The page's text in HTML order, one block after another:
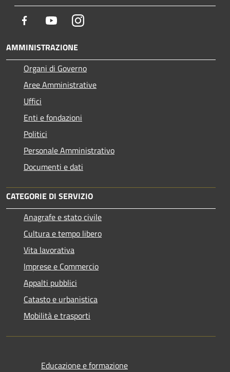
Facebook YoutubeInstagram
AMMINISTRAZIONE
Organi di Governo
Aree Amministrative
Uffici
Enti e fondazioni
Politici
Personale Amministrativo
Documenti e dati
CATEGORIE DI SERVIZIO
Anagrafe e stato civile
Cultura e tempo libero
Vita lavorativa
Imprese e Commercio
Appalti pubblici
Catasto e urbanistica
Mobilità e trasporti
Educazione e formazione